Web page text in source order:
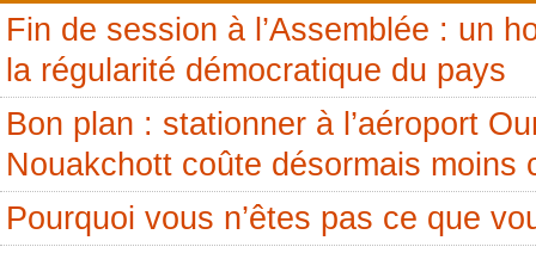
Fin de session à l’Assemblée : un
la régularité démocratique du pays
Bon plan : stationner à l’aéroport
Nouakchott coûte désormais moins
Pourquoi vous n’êtes pas ce que